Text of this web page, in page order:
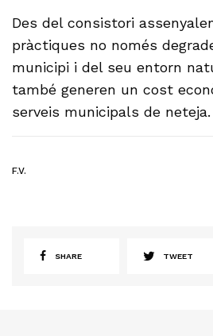
Des del consistori
pràctiques no només
municipi i del seu entorn
també generen un cost
serveis municipals de neteja.
F.V.
SHARE TWEET